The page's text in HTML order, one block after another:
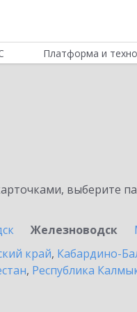
Платформа и
выберите
Железноводск
край, Кабардино-
, Республика